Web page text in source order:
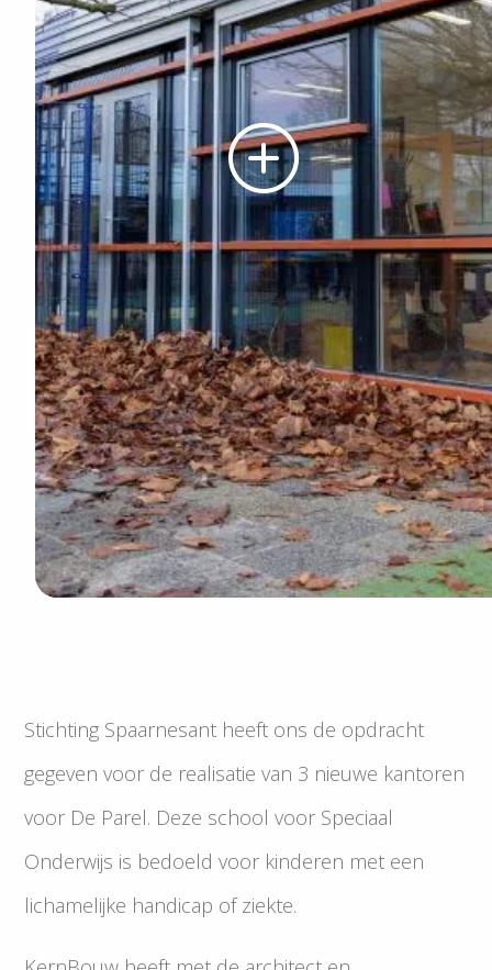
Stichting Spaarnesant heeft ons de opdracht
gegeven voor de realisatie van 3 nieuwe kantoren
voor De Parel. Deze school voor Speciaal
Onderwijs is bedoeld voor kinderen met een
lichamelijke handicap of ziekte.